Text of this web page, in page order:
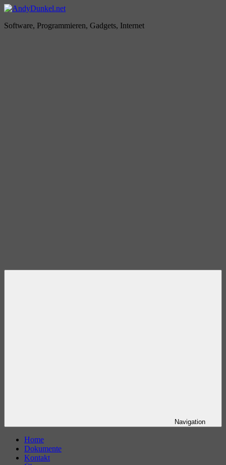
Zum
springen
AndyDunkel.net
Software, Programmieren, Gadgets, Internet
Navigation
Home
Dokumente
Kontakt